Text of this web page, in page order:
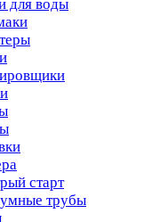
для воды
старт
трубы